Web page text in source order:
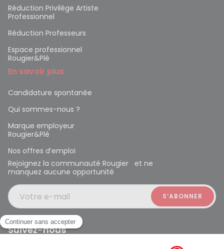
Réduction Privilège Artiste
Professionnel
Réduction Professeurs
Espace professionnel
Rougier&Plé
En savoir plus
Candidature spontanée
Qui sommes-nous ?
Marque employeur
Rougier&Plé
Nos offres d’emploi
Rejoignez la communauté Rougier et ne
manquez aucune opportunité
Votre e-mail
Suivez-nous